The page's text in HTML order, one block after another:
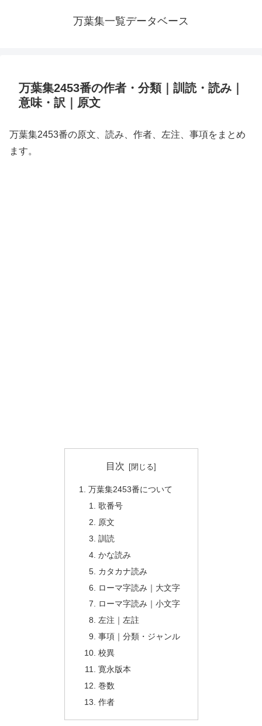
万葉集一覧データベース
万葉集2453番の作者・分類｜訓読・読み｜
意味・訳｜原文
万葉集2453番の原文、読み、作者、左注、事項をまとめ
ます。
目次
万葉集2453番について
歌番号
原文
訓読
かな読み
カタカナ読み
ローマ字読み｜大文字
ローマ字読み｜小文字
左注｜左註
事項｜分類・ジャンル
校異
寛永版本
巻数
作者